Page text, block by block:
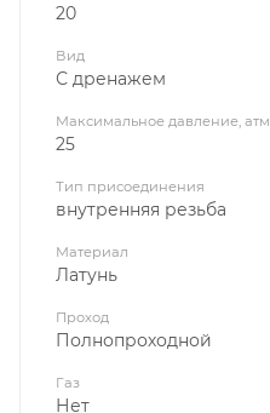
20
Вид
С дренажем
Максимальное давление, атм
25
Тип присоединения
внутренняя резьба
Материал
Латунь
Проход
Полнопроходной
Газ
Нет